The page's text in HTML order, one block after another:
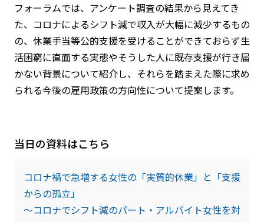
フォーラムでは、アンケート調査の結果から見えてき
た、コロナによるシフト減で収入が大幅に減少するもの
の、休業手当等公的支援を受けることができておらず生
活困窮に直面する実態やそうした人に既存支援が行き届
かない背景について紹介し、それらを踏まえた際に求め
られる今後の雇用政策の方向性について提案します。
当日の資料はこちら
コロナ禍で急増する女性の「実質的休業」と「支援
からの孤立」
～コロナでシフト減のパート・アルバイト女性を対